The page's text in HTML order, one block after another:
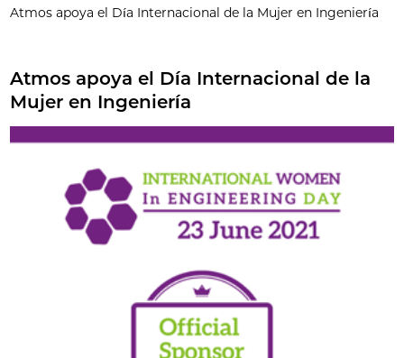
Atmos apoya el Día Internacional de la Mujer en Ingeniería
Atmos apoya el Día Internacional de la
Mujer en Ingeniería